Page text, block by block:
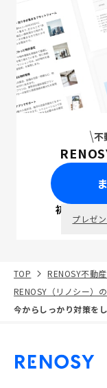
不
初回面談で
プレゼ
TOP RENOSY不動
RENOSY（リノシー）
今からしっかり対策を